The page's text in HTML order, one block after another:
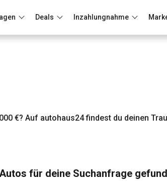
Deals Inzahlungnahme
€? Auf autohaus24 findest du deinen
für deine Suchanfrage